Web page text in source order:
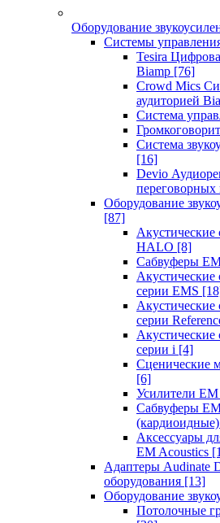
Оборудование
Системы
Tesira
Biamp [76]
Crowd Mics
аудиторией
Система
Система
[16]
Devio
переговорных
Оборудование
[87]
HALO [8]
Сабвуферы
серии EMS
серии
серии i [4]
Сценические
[6]
Усилители
Сабвуферы
(кардиоидные)
Аксессуары
EM Acoustics
Адаптеры Audinate
оборудования [13]
Оборудование
Потолочные